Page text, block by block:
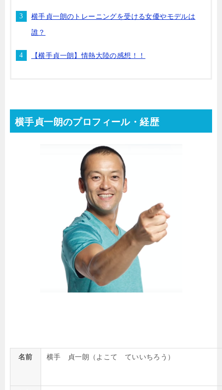
横手貞一朗のトレーニングを受ける女優やモデルは
誰？
【横手貞一朗】情熱大陸の感想！！
横手貞一朗のプロフィール・経歴
名前 横手 貞一朗（よこて ていいちろう）